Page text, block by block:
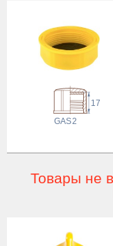
17
GAS 2
Товары не